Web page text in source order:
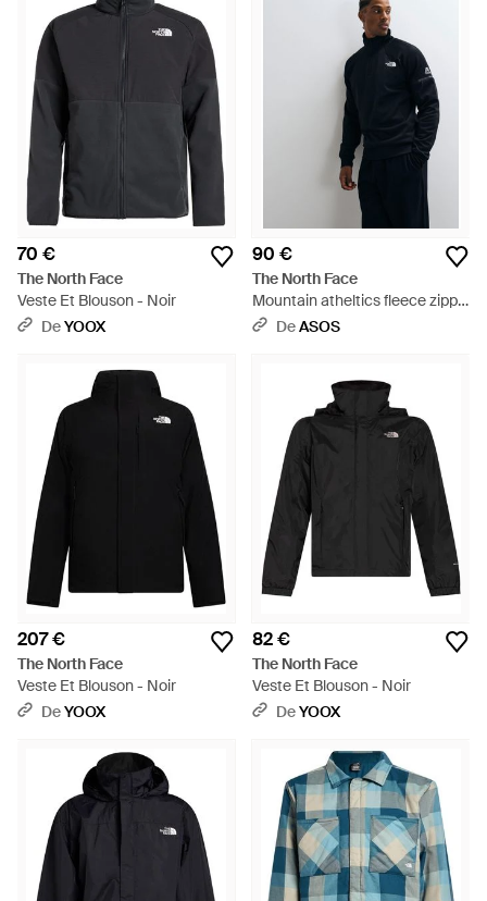
70 €
The North Face
Veste Et Blouson - Noir
DeYOOX
90 €
The North Face
Mountain atheltics fleece zippé
1/4 - Bleu
DeASOS
207 €
The North Face
Veste Et Blouson - Noir
DeYOOX
82 €
The North Face
Veste Et Blouson - Noir
DeYOOX